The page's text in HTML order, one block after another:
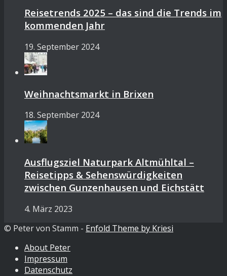
Reisetrends 2025 – das sind die Trends im
kommenden Jahr
19. September 2024
Weihnachtsmarkt in Brixen
18. September 2024
Ausflugsziel Naturpark Altmühltal –
Reisetipps & Sehenswürdigkeiten
zwischen Gunzenhausen und Eichstätt
4. März 2023
© Peter von Stamm - Enfold Theme by Kriesi
About Peter
Impressum
Datenschutz